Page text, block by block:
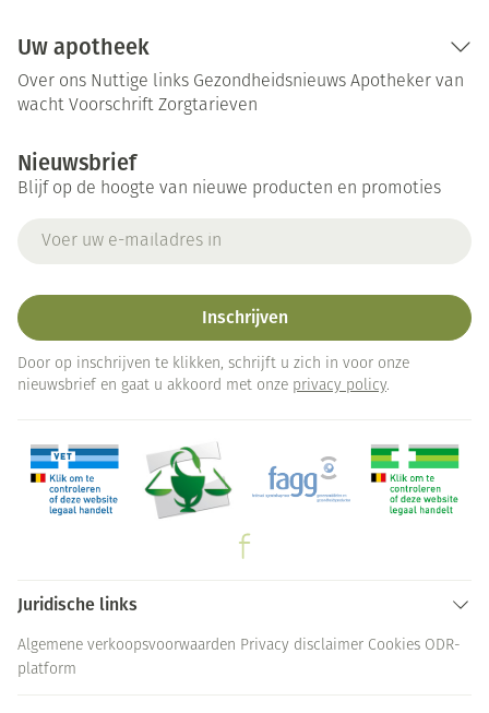
Uw apotheek
Over ons Nuttige links Gezondheidsnieuws Apotheker van
wacht Voorschrift Zorgtarieven
Nieuwsbrief
Blijf op de hoogte van nieuwe producten en promoties
Inschrijven
Door op inschrijven te klikken, schrijft u zich in voor onze
nieuwsbrief en gaat u akkoord met onze privacy policy.
Juridische links
Algemene verkoopsvoorwaarden Privacy disclaimer Cookies ODR-
platform